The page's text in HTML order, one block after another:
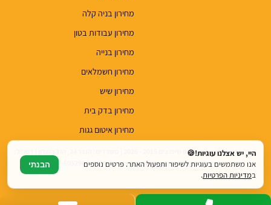
מחירון בניה קלה
מחירון עבודות בטון
מחירון בנייה
מחירון חשמלאים
מחירון שיש
מחירון בדק בית
מחירון איטום גגות
top.renovations.co.il@gmail.com | טלפון: 077-6052900
היי, יש אצלנו עוגיות!🍪
אנו משתמשים בעוגיות לשיפור ותפעול האתר. פרטים נוספים
במדיניות הפרטיות.
הבנתי